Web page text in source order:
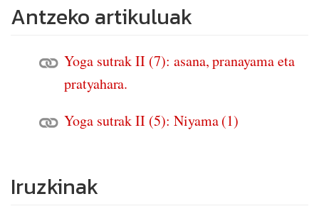
Antzeko artikuluak
Yoga sutrak II (7): asana, pranayama eta
pratyahara.
Yoga sutrak II (5): Niyama (1)
Iruzkinak